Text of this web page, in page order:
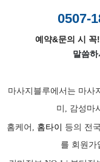
0507-
예약&문의 시 꼭
말씀
마사지블루에서는 마사
미, 감성마
홈케어, 홈타이 등의 전
를 회원가